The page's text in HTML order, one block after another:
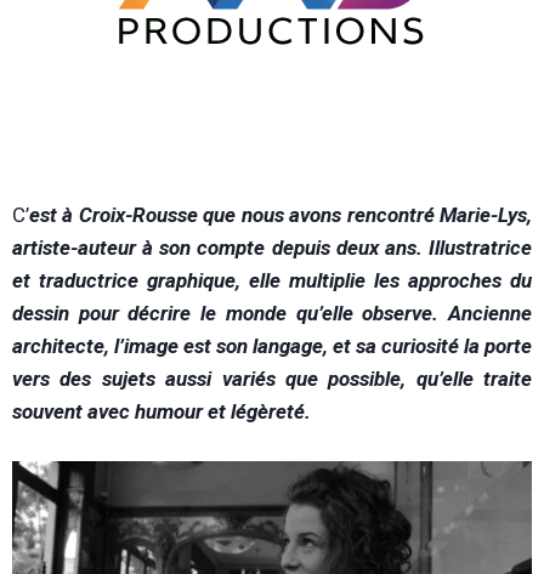
C’est à Croix-Rousse que nous avons rencontré Marie-Lys,
artiste-auteur à son compte depuis deux ans. Illustratrice
et traductrice graphique, elle multiplie les approches du
dessin pour décrire le monde qu’elle observe. Ancienne
architecte, l’image est son langage, et sa curiosité la porte
vers des sujets aussi variés que possible, qu’elle traite
souvent avec humour et légèreté.